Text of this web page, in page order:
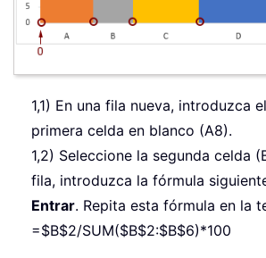
1,1) En una fila nueva, introduzca
primera celda en blanco (A8).
1,2) Seleccione la segunda celda
fila, introduzca la fórmula
Entrar. Repita esta fórmula en la
=$B$2/SUM($B$2:$B$6)*100